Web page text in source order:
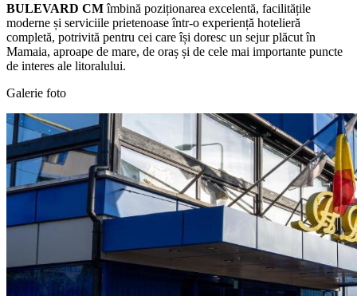
BULEVARD CMîmbină poziționarea excelentă, facilitățile
moderne și serviciile prietenoase într-o experiență hotelieră
completă, potrivită pentru cei care își doresc un sejur plăcut în
Mamaia, aproape de mare, de oraș și de cele mai importante puncte
de interes ale litoralului.
Galerie foto